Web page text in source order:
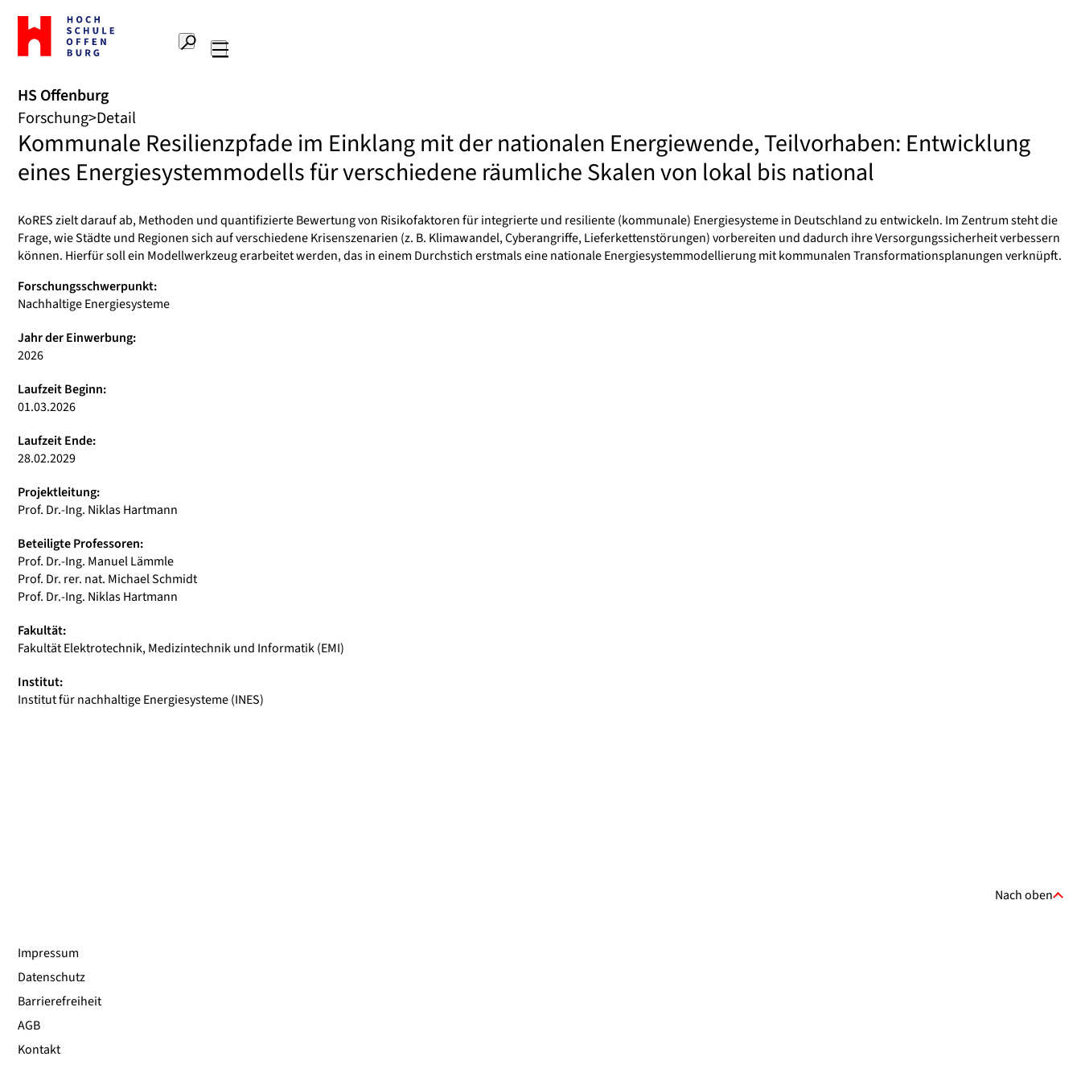
Zur
Startseite
Hochschule
Suche
HS Offenburg
Forschung Detail
Kommunale Resilienzpfade im Einklang mit der nationalen Energiewende, Teilvorhaben: Entwicklung
eines Energiesystemmodells für verschiedene räumliche Skalen von lokal bis national
KoRES zielt darauf ab, Methoden und quantifizierte Bewertung von Risikofaktoren für integrierte und resiliente (kommunale) Energiesysteme in Deutschland zu entwickeln. Im Zentrum steht die
Frage, wie Städte und Regionen sich auf verschiedene Krisenszenarien (z. B. Klimawandel, Cyberangriffe, Lieferkettenstörungen) vorbereiten und dadurch ihre Versorgungssicherheit verbessern
können. Hierfür soll ein Modellwerkzeug erarbeitet werden, das in einem Durchstich erstmals eine nationale Energiesystemmodellierung mit kommunalen Transformationsplanungen verknüpft.
Forschungsschwerpunkt:
Nachhaltige Energiesysteme
Jahr der Einwerbung:
2026
Laufzeit Beginn:
01.03.2026
Laufzeit Ende:
28.02.2029
Projektleitung:
Prof. Dr.-Ing. Niklas Hartmann
Beteiligte Professoren:
Prof. Dr.-Ing. Manuel Lämmle
Prof. Dr. rer. nat. Michael Schmidt
Prof. Dr.-Ing. Niklas Hartmann
Fakultät:
Fakultät Elektrotechnik, Medizintechnik und Informatik (EMI)
Institut:
Institut für nachhaltige Energiesysteme (INES)
Nach oben
Impressum
Datenschutz
Barrierefreiheit
AGB
Kontakt